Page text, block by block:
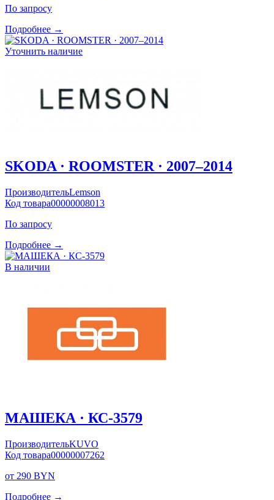
По запросу
Подробнее →
Уточнить наличие
SKODA · ROOMSTER · 2007–2014
ПроизводительLemson
Код товара00000008013
По запросу
Подробнее →
В наличии
МАШЕКА · КС-3579
ПроизводительKUVO
Код товара00000007262
от 290 BYN
Подробнее →